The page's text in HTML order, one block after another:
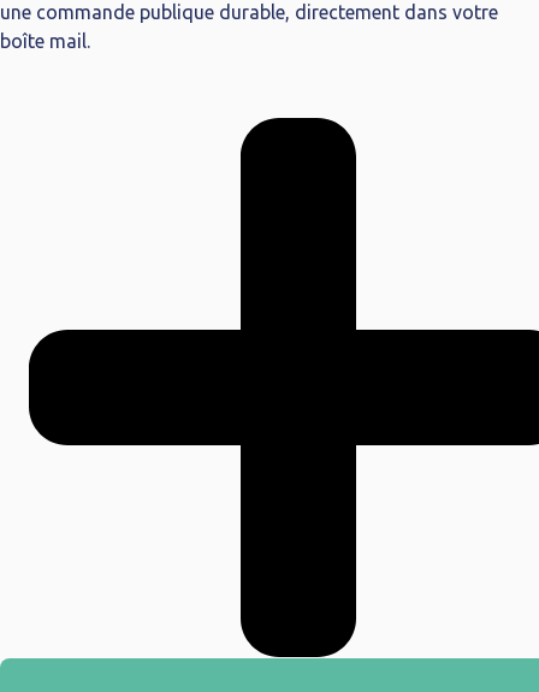
une commande publique durable, directement dans votre
boîte mail.